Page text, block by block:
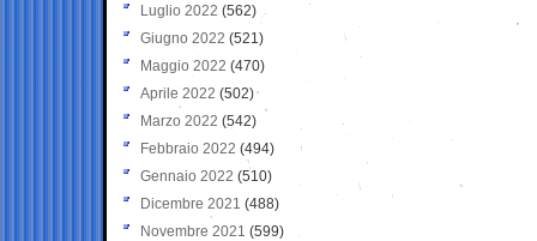
Luglio 2022 (562)
Giugno 2022 (521)
Maggio 2022 (470)
Aprile 2022 (502)
Marzo 2022 (542)
Febbraio 2022 (494)
Gennaio 2022 (510)
Dicembre 2021 (488)
Novembre 2021 (599)